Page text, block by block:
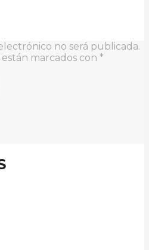
no será publicada.
marcados con *